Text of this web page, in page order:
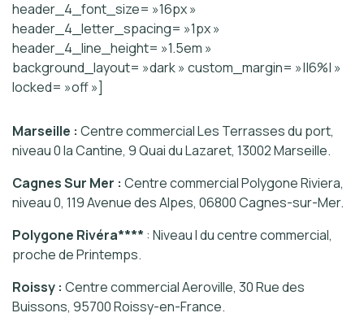
header_4_font_size= »16px »
header_4_letter_spacing= »1px »
header_4_line_height= »1.5em »
background_layout= »dark » custom_margin= »||6%| »
locked= »off »]
Marseille : Centre commercial Les Terrasses du port,
niveau 0 la Cantine, 9 Quai du Lazaret, 13002 Marseille.
Cagnes Sur Mer : Centre commercial Polygone Riviera,
niveau 0, 119 Avenue des Alpes, 06800 Cagnes-sur-Mer.
Polygone Rivéra**** : Niveau I du centre commercial,
proche de Printemps.
Roissy : Centre commercial Aeroville, 30 Rue des
Buissons, 95700 Roissy-en-France.